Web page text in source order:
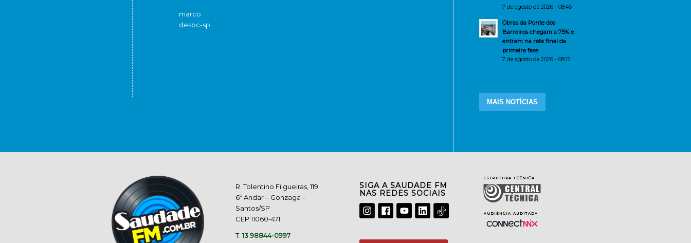
marco
desbc-sp
7 de agosto de 2026 - 08:46
Obras da Ponte dos
Barreiros chegam a 75% e
entram na reta final da
primeira fase
7 de agosto de 2026 - 08:15
MAIS NOTÍCIAS
R. Tolentino Filgueiras, 119
6º Andar – Gonzaga –
Santos/SP
CEP 11060-471
T.13 98844-0997
SIGA A SAUDADE FM
NAS REDES SOCIAIS